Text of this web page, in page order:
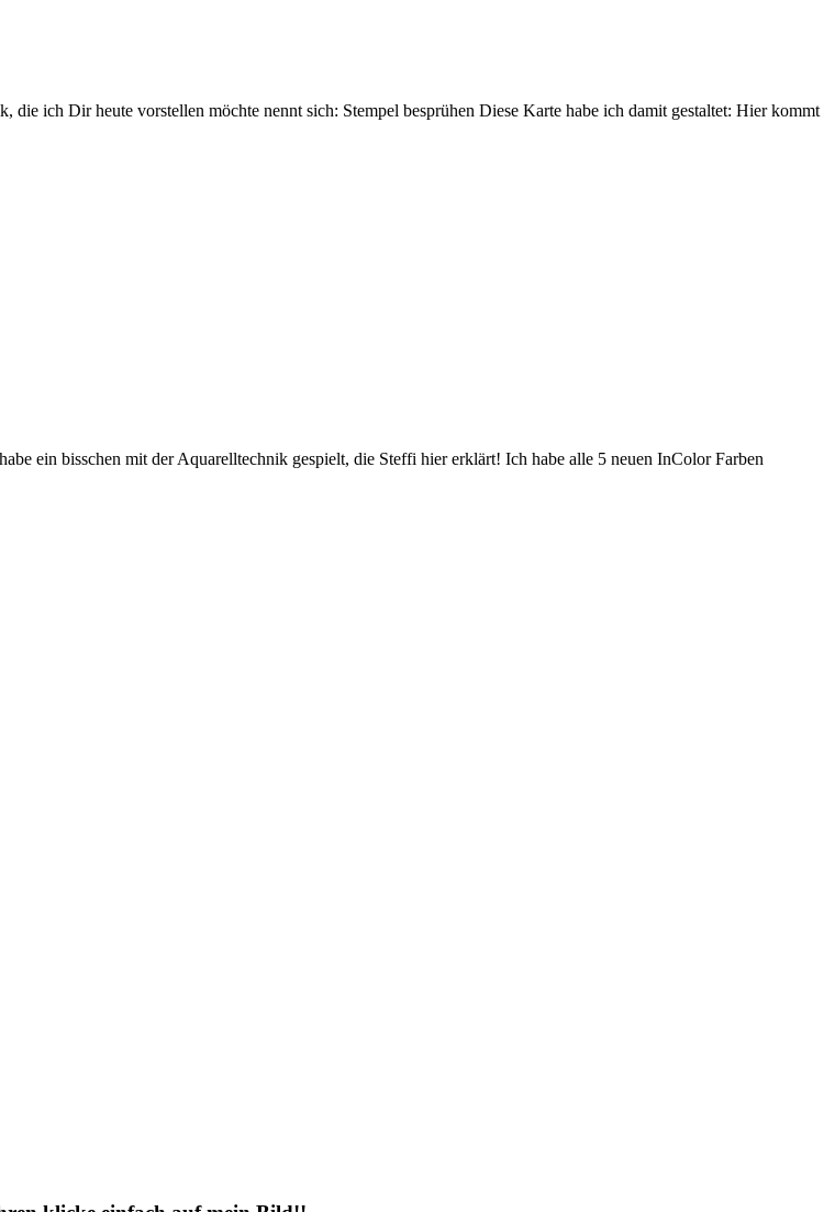
ich Dir heute vorstellen möchte nennt sich: Stempel besprühen Diese Karte habe ich damit gestaltet: Hier kommt
ein bisschen mit der Aquarelltechnik gespielt, die Steffi hier erklärt! Ich habe alle 5 neuen InColor Farben